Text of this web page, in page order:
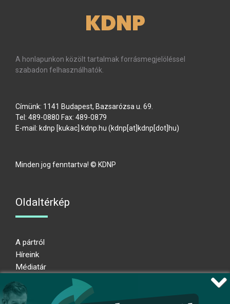
KDNP
A honlapunkon közölt tartalmak forrásmegjelöléssel
szabadon felhasználhatók.
Címünk: 1141 Budapest, Bazsarózsa u. 69.
Tel: 489-0880 Fax: 489-0879
E-mail: kdnp [kukac] kdnp.hu (kdnp[at]kdnp[dot]hu)
Minden jog fenntartva! © KDNP
Oldaltérkép
A pártról
Híreink
Médiatár
Adatkezelési nyilatkozat